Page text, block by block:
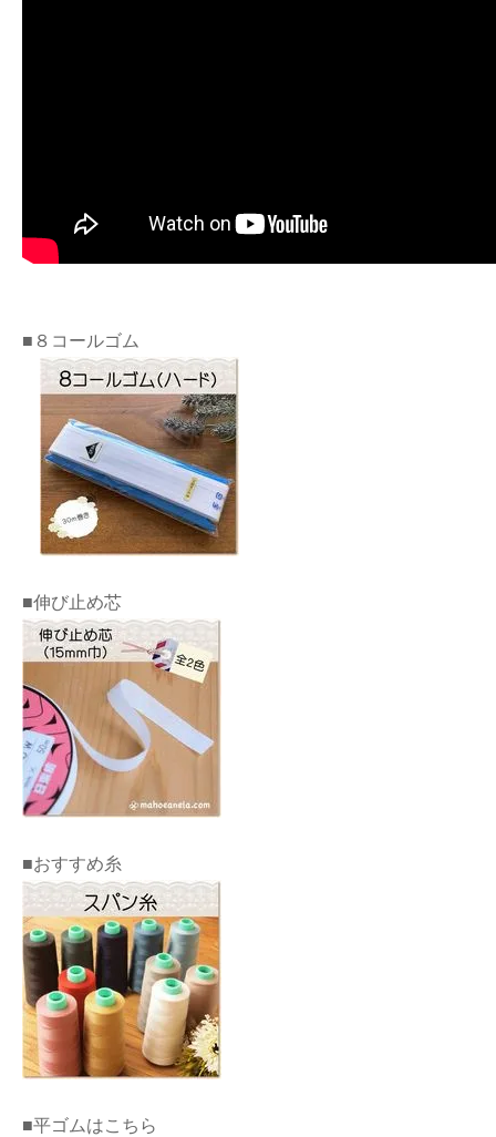
■８コールゴム
■伸び止め芯
■おすすめ糸
■平ゴムはこちら